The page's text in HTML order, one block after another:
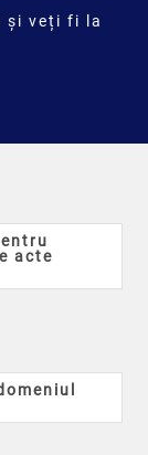
și veți fi la
acte